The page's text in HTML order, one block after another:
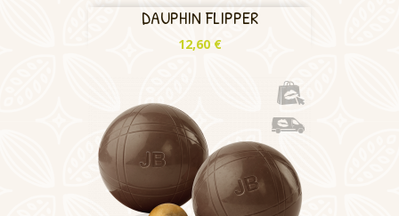
DAUPHIN FLIPPER
Prix
12,60 €